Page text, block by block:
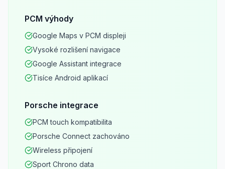
PCM výhody
Google Maps v PCM displeji
Vysoké rozlišení navigace
Google Assistant integrace
Tisíce Android aplikací
Porsche integrace
PCM touch kompatibilita
Porsche Connect zachováno
Wireless připojení
Sport Chrono data